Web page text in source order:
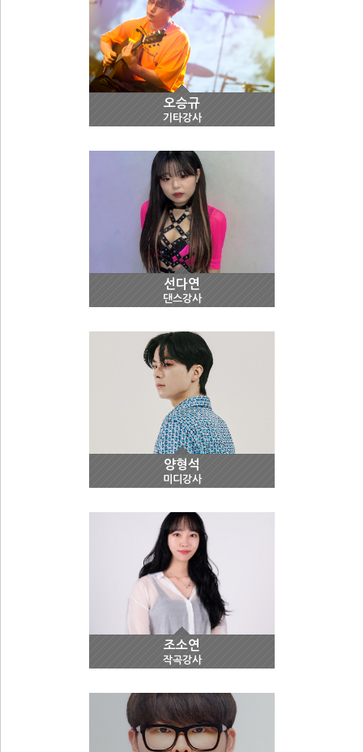
오승규
기타강사
선다연
댄스강사
양형석
미디강사
조소연
작곡강사